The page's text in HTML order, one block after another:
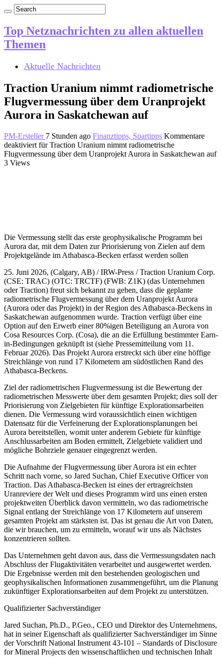
Top Netznachrichten zu allen aktuellen
Themen
Aktuelle Nachrichten
Traction Uranium nimmt radiometrische
Flugvermessung über dem Uranprojekt
Aurora in Saskatchewan auf
PM-Ersteller 7 Stunden ago Finanztipps, Spartipps Kommentare
deaktiviert für Traction Uranium nimmt radiometrische
Flugvermessung über dem Uranprojekt Aurora in Saskatchewan auf
3 Views
Die Vermessung stellt das erste geophysikalische Programm bei
Aurora dar, mit dem Daten zur Priorisierung von Zielen auf dem
Projektgelände im Athabasca-Becken erfasst werden sollen
25. Juni 2026, (Calgary, AB) / IRW-Press / Traction Uranium Corp.
(CSE: TRAC) (OTC: TRCTF) (FWB: Z1K) (das Unternehmen
oder Traction) freut sich bekannt zu geben, dass die geplante
radiometrische Flugvermessung über dem Uranprojekt Aurora
(Aurora oder das Projekt) in der Region des Athabasca-Beckens in
Saskatchewan aufgenommen wurde. Traction verfügt über eine
Option auf den Erwerb einer 80%igen Beteiligung an Aurora von
Cosa Resources Corp. (Cosa), die an die Erfüllung bestimmter Earn-
in-Bedingungen geknüpft ist (siehe Pressemitteilung vom 11.
Februar 2026). Das Projekt Aurora erstreckt sich über eine höffige
Streichlänge von rund 17 Kilometern am südöstlichen Rand des
Athabasca-Beckens.
Ziel der radiometrischen Flugvermessung ist die Bewertung der
radiometrischen Messwerte über dem gesamten Projekt; dies soll der
Priorisierung von Zielgebieten für künftige Explorationsarbeiten
dienen. Die Vermessung wird voraussichtlich einen wichtigen
Datensatz für die Verfeinerung der Explorationsplanungen bei
Aurora bereitstellen, womit unter anderem Gebiete für künftige
Anschlussarbeiten am Boden ermittelt, Zielgebiete validiert und
mögliche Bohrziele genauer eingegrenzt werden.
Die Aufnahme der Flugvermessung über Aurora ist ein echter
Schritt nach vorne, so Jared Suchan, Chief Executive Officer von
Traction. Das Athabasca-Becken ist eines der ertragreichsten
Uranreviere der Welt und dieses Programm wird uns einen ersten
projektweiten Überblick davon vermitteln, wo das radiometrische
Signal entlang der Streichlänge von 17 Kilometern auf unserem
gesamten Projekt am stärksten ist. Das ist genau die Art von Daten,
die wir brauchen, um zu ermitteln, worauf wir uns als Nächstes
konzentrieren sollten.
Das Unternehmen geht davon aus, dass die Vermessungsdaten nach
Abschluss der Flugaktivitäten verarbeitet und ausgewertet werden.
Die Ergebnisse werden mit den bestehenden geologischen und
geophysikalischen Informationen zusammengeführt, um die Planung
zukünftiger Explorationsarbeiten auf dem Projekt zu unterstützen.
Qualifizierter Sachverständiger
Jared Suchan, Ph.D., P.Geo., CEO und Direktor des Unternehmens,
hat in seiner Eigenschaft als qualifizierter Sachverständiger im Sinne
der Vorschrift National Instrument 43-101 – Standards of Disclosure
for Mineral Projects den wissenschaftlichen und technischen Inhalt